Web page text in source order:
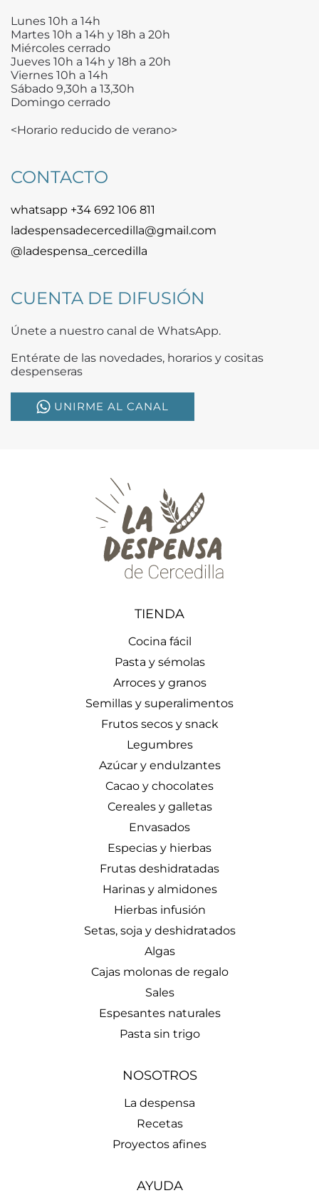
Lunes 10h a 14h
Martes 10h a 14h y 18h a 20h
Miércoles cerrado
Jueves 10h a 14h y 18h a 20h
Viernes 10h a 14h
Sábado 9,30h a 13,30h
Domingo cerrado
<Horario reducido de verano>
CONTACTO
whatsapp +34 692 106 811
ladespensadecercedilla@gmail.com
@ladespensa_cercedilla
CUENTA DE DIFUSIÓN
Únete a nuestro canal de WhatsApp.
Entérate de las novedades, horarios y cositas
despenseras
UNIRME AL CANAL
TIENDA
Cocina fácil
Pasta y sémolas
Arroces y granos
Semillas y superalimentos
Frutos secos y snack
Legumbres
Azúcar y endulzantes
Cacao y chocolates
Cereales y galletas
Envasados
Especias y hierbas
Frutas deshidratadas
Harinas y almidones
Hierbas infusión
Setas, soja y deshidratados
Algas
Cajas molonas de regalo
Sales
Espesantes naturales
Pasta sin trigo
NOSOTROS
La despensa
Recetas
Proyectos afines
AYUDA